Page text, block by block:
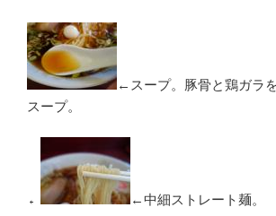
←スープ。豚骨と鶏ガラ
スープ。
← ←中細ストレート麺。